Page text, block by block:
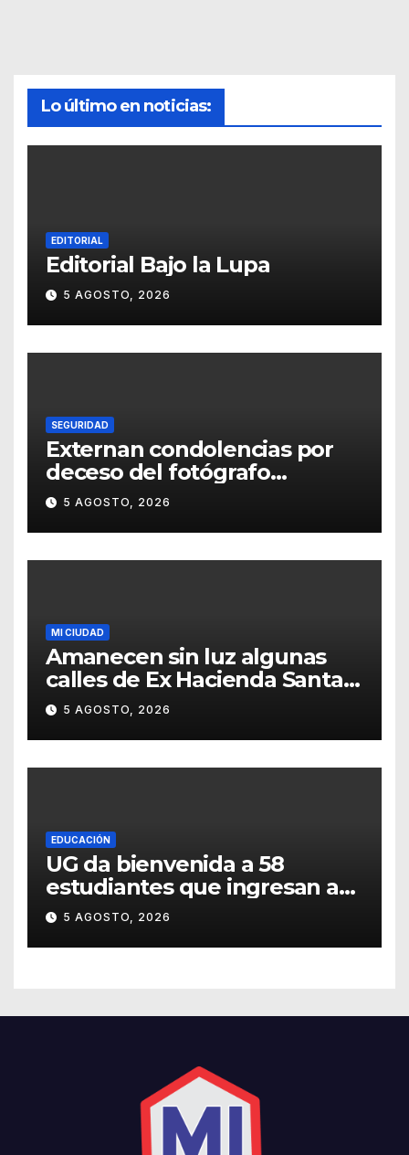
Lo último en noticias:
EDITORIAL
Editorial Bajo la Lupa
5 AGOSTO, 2026
SEGURIDAD
Externan condolencias por
deceso del fotógrafo
Emmanuel Montero
5 AGOSTO, 2026
MI CIUDAD
Amanecen sin luz algunas
calles de Ex Hacienda Santa
Teresa
5 AGOSTO, 2026
EDUCACIÓN
UG da bienvenida a 58
estudiantes que ingresan a
través de los programas de
equidad
5 AGOSTO, 2026